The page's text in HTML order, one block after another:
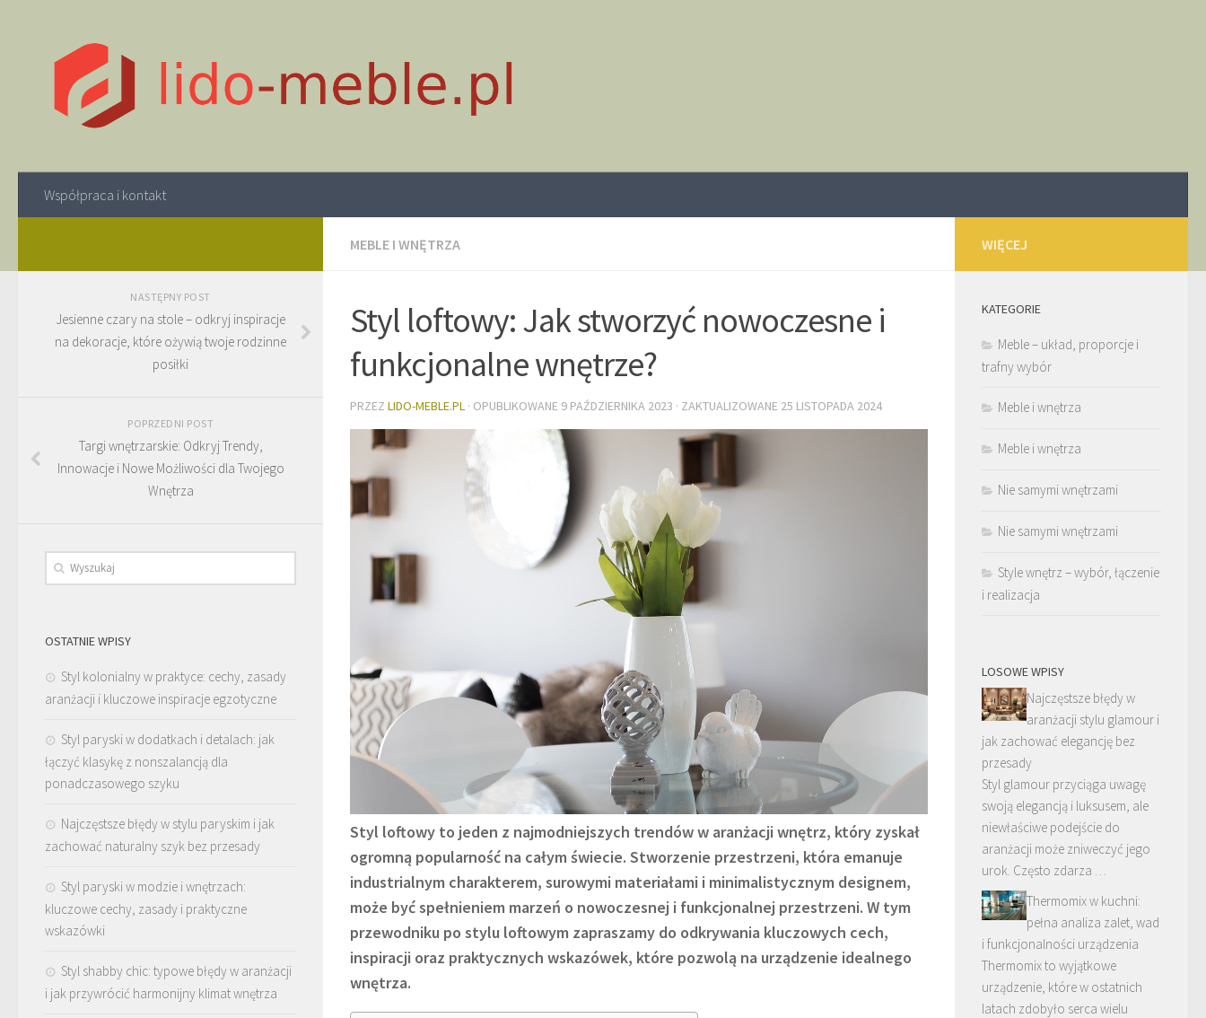
Współpraca i kontakt
MEBLE I WNĘTRZA
Styl loftowy: Jak stworzyć nowoczesne i
funkcjonalne wnętrze?
PRZEZ LIDO-MEBLE.PL · OPUBLIKOWANE 9 PAŹDZIERNIKA 2023 · ZAKTUALIZOWANE 25 LISTOPADA 2024
Styl loftowy to jeden z najmodniejszych trendów w aranżacji wnętrz, który zyskał
ogromną popularność na całym świecie. Stworzenie przestrzeni, która emanuje
industrialnym charakterem, surowymi materiałami i minimalistycznym designem,
może być spełnieniem marzeń o nowoczesnej i funkcjonalnej przestrzeni. W tym
przewodniku po stylu loftowym zapraszamy do odkrywania kluczowych cech,
inspiracji oraz praktycznych wskazówek, które pozwolą na urządzenie idealnego
wnętrza.
NASTĘPNY POST
Jesienne czary na stole – odkryj inspiracje
na dekoracje, które ożywią twoje rodzinne
posiłki
POPRZEDNI POST
Targi wnętrzarskie: Odkryj Trendy,
Innowacje i Nowe Możliwości dla Twojego
Wnętrza
OSTATNIE WPISY
Styl kolonialny w praktyce: cechy, zasady
aranżacji i kluczowe inspiracje egzotyczne
Styl paryski w dodatkach i detalach: jak
łączyć klasykę z nonszalancją dla
ponadczasowego szyku
Najczęstsze błędy w stylu paryskim i jak
zachować naturalny szyk bez przesady
Styl paryski w modzie i wnętrzach:
kluczowe cechy, zasady i praktyczne
wskazówki
Styl shabby chic: typowe błędy w aranżacji
i jak przywrócić harmonijny klimat wnętrza
WIĘCEJ
KATEGORIE
Meble – układ, proporcje i
trafny wybór
Meble i wnętrza
Meble i wnętrza
Nie samymi wnętrzami
Nie samymi wnętrzami
Style wnętrz – wybór, łączenie
i realizacja
LOSOWE WPISY
Najczęstsze błędy w
aranżacji stylu glamour i
jak zachować elegancję bez
przesady
Styl glamour przyciąga uwagę
swoją elegancją i luksusem, ale
niewłaściwe podejście do
aranżacji może zniweczyć jego
urok. Często zdarza …
Thermomix w kuchni:
pełna analiza zalet, wad
i funkcjonalności urządzenia
Thermomix to wyjątkowe
urządzenie, które w ostatnich
latach zdobyło serca wielu